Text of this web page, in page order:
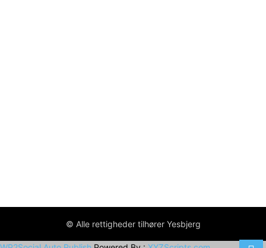
© Alle rettigheder tilhører Yesbjerg